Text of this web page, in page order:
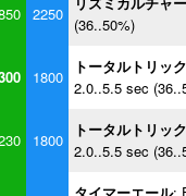
2250
(36..50%)
1800
トータルトリック
2.0..5.5 sec
1800
トータルトリック
2.0..5.5 sec